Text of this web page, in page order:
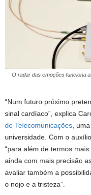
O radar das emoções funciona
“Num futuro próximo
sinal cardíaco”, explica
de Telecomunicações ,
universidade. Com o
“para além de termos
ainda com mais precisão
avaliar também a
o nojo e a tristeza”.